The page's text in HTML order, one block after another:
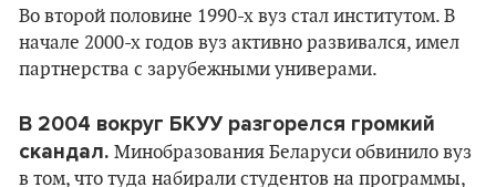
Во второй половине 1990-х вуз стал институтом. В
начале 2000-х годов вуз активно развивался, имел
партнерства с зарубежными универами.
В 2004 вокруг БКУУ разгорелся громкий
скандал. Минобразования Беларуси обвинило вуз
в том, что туда набирали студентов на программы,